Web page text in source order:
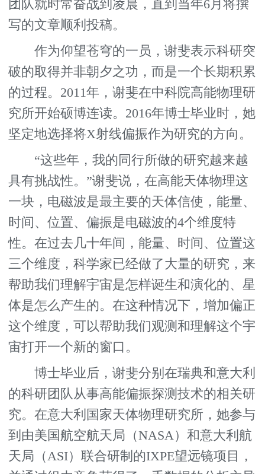
团队就时常奋战到凌晨，直到当年6月将撰
写的文章顺利投稿。
作为仰望苍穹的一员，谢斐表示科研突
破的取得并非朝夕之功，而是一个长期积累
的过程。2011年，谢斐在中科院高能物理研
究所开始硕博连读。2016年博士毕业时，她
坚定地选择将X射线偏振作为研究的方向。
“这些年，我的同行所做的研究越来越
具有挑战性。”谢斐说，在高能天体物理这
一块，电磁波是最主要的天体信使，能量、
时间、位置、偏振是电磁波的4个维度特
性。在过去几十年间，能量、时间、位置这
三个维度，科学家已经做了大量的研究，来
帮助我们理解宇宙是怎样诞生和演化的、星
体是怎么产生的。在这种情况下，增加偏正
这个维度，可以帮助我们观测和理解这个宇
宙打开一个新的窗口。
博士毕业后，谢斐分别在瑞典和意大利
的科研团队从事高能偏振探测技术的相关研
究。在意大利国家天体物理研究所，她参与
到由美国航空航天局（NASA）和意大利航
天局（ASI）联合研制的IXPE望远镜项目，